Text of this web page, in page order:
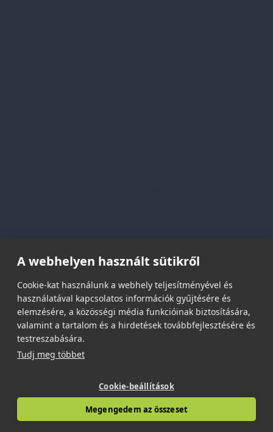
A webhelyen használt sütikről
Cookie-kat használunk a webhely teljesítményével és
használatával kapcsolatos információk gyűjtésére és
elemzésére, a közösségi média funkcióinak biztosítására,
valamint a tartalom és a hirdetések továbbfejlesztésére és
testreszabására.
Tudj meg többet
Cookie-beállítások
Megengedem az összeset
Email címed:
elfogadom az adatvédelmi szabályzatot
© 2026 | Minden jog fenntartva!
Spark Promotions Kft.